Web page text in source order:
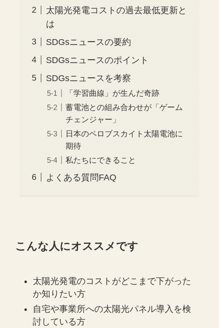
太陽光発電コストの過去最低更新と
は
SDGsニュースの要約
SDGsニュースのポイント
SDGsニュースを考察
「学習曲線」が生んだ奇跡
蓄電池との組み合わせが「ゲーム
チェンジャー」
日本のペロブスカイト太陽電池に
期待
私たちにできること
よくある質問FAQ
こんな人にオススメです
太陽光発電のコストがどこまで下がった
か知りたい方
自宅や事業所への太陽光パネル導入を検
討している方